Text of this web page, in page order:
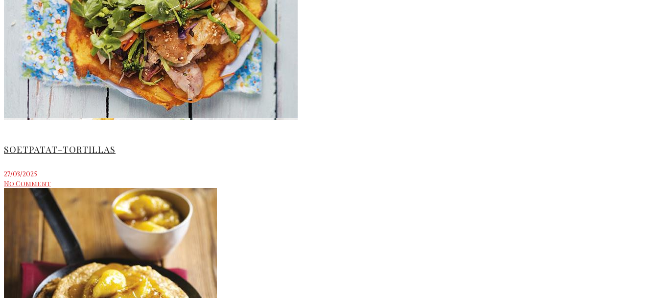
SOETPATAT-TORTILLAS
27/03/2025
No Comment